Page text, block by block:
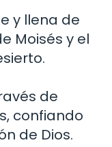
y llena de
Moisés y el
de
confiando
de Dios.